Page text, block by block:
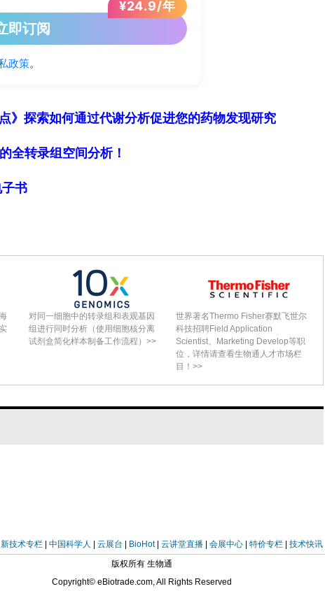
关键时频区域以解释模型决策逻辑。对照实验选
法作比较。
方法，能将扩散的小波系数沿频率轴压缩至瞬
叠频率成分并抑制时频模糊，较STFT与标准小波
概况）
flow in vaneless space)、叶道 stall等，
、松动(looseness)等）及大修前后
（所提诊断流程详述）
时频谱图→数据集划分→NSGA?II种群初始化、
兼顾精度与参数量的CNN超参数组合→模型训练
型，证明多目标优化可在保证精度的同时实现轻
的特征频率及其时变规律），表明模型确系依据
过拟合噪声，增强了工业现场对深度学习诊断结
》探索如何通过代谢分析促进您的药物发现研究
全转录组空间分析！
书
对同一细胞中的转录组和表观基因
组进行同时分析（使用细胞核分离
试剂盒简化样本制备工作流程）>>
世界著名Thermo Fisher赛默飞世尔
科技招聘Field Application
Scientist、Marketing Develop等职
位，详情请查看生物通人才市场栏
目！>>
新技术专栏| 中国科学人 云展台 BioHot| 云讲堂直播| 会展中心| 特价专栏| 技术快讯|
版权所有 生物通
Copyright© eBiotrade.com, All Rights Reserved